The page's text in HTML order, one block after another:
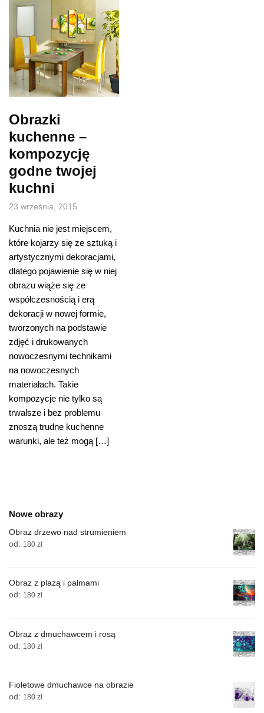
Obrazki
kuchenne –
kompozycję
godne twojej
kuchni
23 września, 2015
Kuchnia nie jest miejscem,
które kojarzy się ze sztuką i
artystycznymi dekoracjami,
dlatego pojawienie się w niej
obrazu wiąże się ze
współczesnością i erą
dekoracji w nowej formie,
tworzonych na podstawie
zdjęć i drukowanych
nowoczesnymi technikami
na nowoczesnych
materiałach. Takie
kompozycje nie tylko są
trwalsze i bez problemu
znoszą trudne kuchenne
warunki, ale też mogą […]
Nowe obrazy
Obraz drzewo nad strumieniem
od: 180 zł
Obraz z plażą i palmami
od: 180 zł
Obraz z dmuchawcem i rosą
od: 180 zł
Fioletowe dmuchawce na obrazie
od: 180 zł